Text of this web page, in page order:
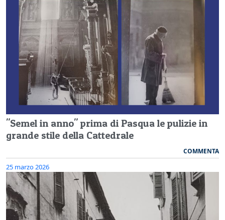
"Semel in anno" prima di Pasqua le pulizie in
grande stile della Cattedrale
COMMENTA
25 marzo 2026